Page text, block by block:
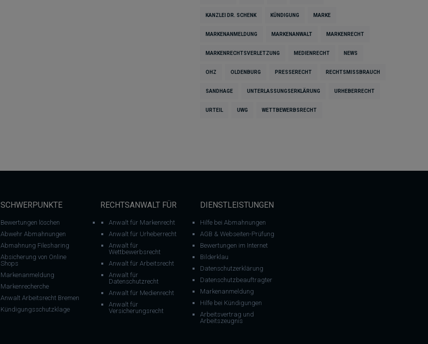
KANZLEI DR. SCHENK KÜNDIGUNG MARKE
MARKENANMELDUNG MARKENANWALT MARKENRECHT
MARKENRECHTSVERLETZUNG MEDIENRECHT NEWS
OHZ OLDENBURG PRESSERECHT RECHTSMISSBRAUCH
SANDHAGE UNTERLASSUNGSERKLÄRUNG URHEBERRECHT
URTEIL UWG WETTBEWERBSRECHT
SCHWERPUNKTE
Bewertungen löschen
Abwehr Abmahnungen
Abmahnung Filesharing
Absicherung von Online
Shops
Markenanmeldung
Markenrecherche
Anwalt Arbeitsrecht Bremen
Kündigungsschutzklage
RECHTSANWALT FÜR
Anwalt für Markenrecht
Anwalt für Urheberrecht
Anwalt für
Wettbewerbsrecht
Anwalt für Arbeitsrecht
Anwalt für
Datenschutzrecht
Anwalt für Medienrecht
Anwalt für
Versicherungsrecht
DIENSTLEISTUNGEN
Hilfe bei Abmahnungen
AGB & Webseiten-Prüfung
Bewertungen im Internet
Bilderklau
Datenschutzerklärung
Datenschutzbeauftragter
Markenanmeldung
Hilfe bei Kündigungen
Arbeitsvertrag und
Arbeitszeugnis